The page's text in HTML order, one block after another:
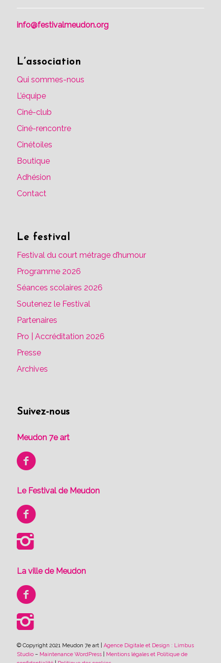
info@festivalmeudon.org
L’association
Qui sommes-nous
L’équipe
Ciné-club
Ciné-rencontre
Cinétoiles
Boutique
Adhésion
Contact
Le festival
Festival du court métrage d’humour
Programme 2026
Séances scolaires 2026
Soutenez le Festival
Partenaires
Pro | Accréditation 2026
Presse
Archives
Suivez-nous
Meudon 7e art
Le Festival de Meudon
La ville de Meudon
© Copyright 2021 Meudon 7e art | Agence Digitale et Design : Limbus
Studio– Maintenance WordPress|
Mentions légales et Politique de